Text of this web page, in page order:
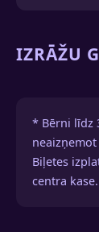
IZRĀŽU
* Bērni līdz
Biļetes
centra kase.